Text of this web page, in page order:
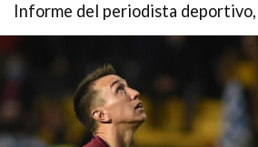
Informe del periodista